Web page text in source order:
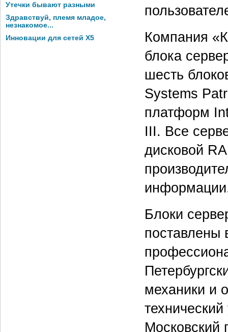
Утечки бывают разными
Здравствуй, племя младое,
незнакомое...
Инновации для сетей X5
Компания
блока
шесть
Systems
платформ
III. Все
дисковой
Блоки
поставлены
механики и
Московский